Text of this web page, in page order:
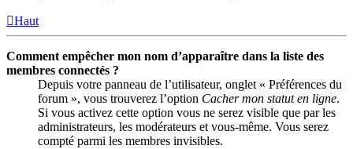
Haut
Comment empêcher mon nom d’apparaître dans la liste des
membres connectés ?
Depuis votre panneau de l’utilisateur, onglet « Préférences du
forum », vous trouverez l’option Cacher mon statut en ligne.
Si vous activez cette option vous ne serez visible que par les
administrateurs, les modérateurs et vous-même. Vous serez
compté parmi les membres invisibles.